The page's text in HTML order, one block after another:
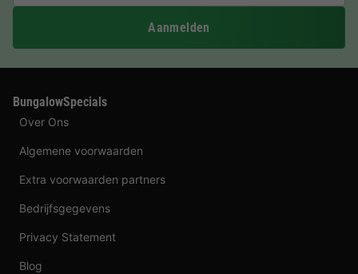
Aanmelden
BungalowSpecials
Over Ons
Algemene voorwaarden
Extra voorwaarden partners
Bedrijfsgegevens
Privacy Statement
Blog